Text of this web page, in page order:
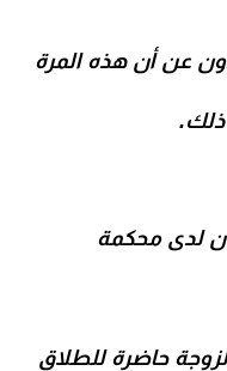
عن أن هذه المرة
ذلك.
لدى محكمة
حاضرة للطلاق